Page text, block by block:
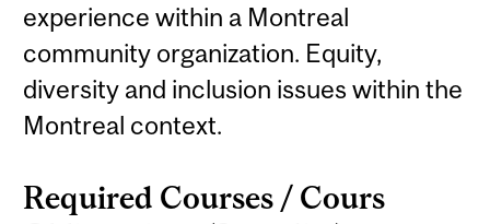
experience within a Montreal
community organization. Equity,
diversity and inclusion issues within the
Montreal context.
Required Courses / Cours